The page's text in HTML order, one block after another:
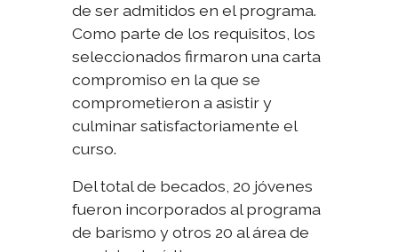
de ser admitidos en el programa.
Como parte de los requisitos, los
seleccionados firmaron una carta
compromiso en la que se
comprometieron a asistir y
culminar satisfactoriamente el
curso.
Del total de becados, 20 jóvenes
fueron incorporados al programa
de barismo y otros 20 al área de